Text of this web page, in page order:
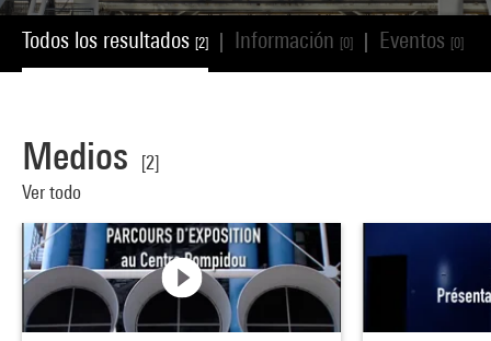
Todos los resultados [2] Información [0] Eventos [0]
Medios
[2]
Ver todo